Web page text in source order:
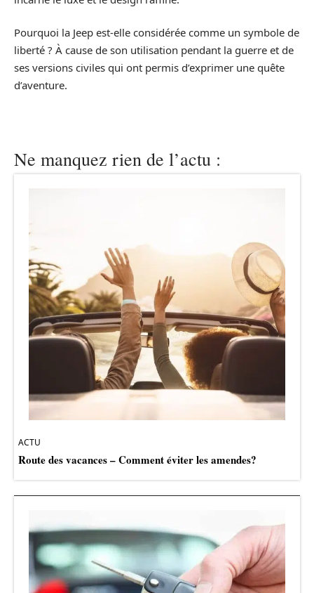
Pourquoi la Jeep est-elle considérée comme un symbole de
liberté ? À cause de son utilisation pendant la guerre et de
ses versions civiles qui ont permis d’exprimer une quête
d’aventure.
Ne manquez rien de l’actu :
ACTU
Route des vacances – Comment éviter les amendes?